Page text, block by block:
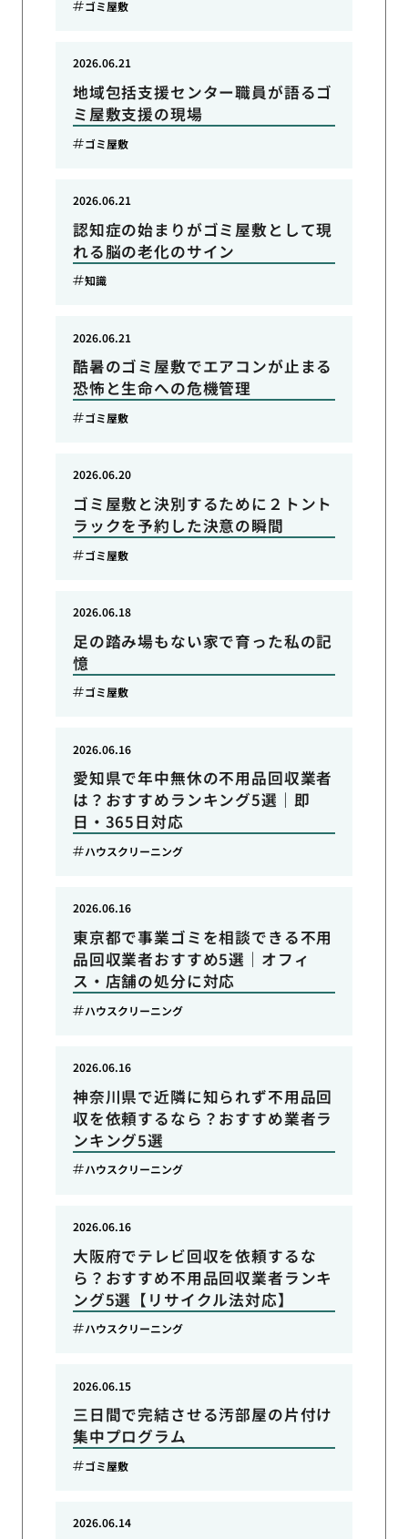
ゴミ屋敷
地域包括支援センター職員が語るゴ
ミ屋敷支援の現場
2026.06.21
ゴミ屋敷
認知症の始まりがゴミ屋敷として現
れる脳の老化のサイン
2026.06.21
知識
酷暑のゴミ屋敷でエアコンが止まる
恐怖と生命への危機管理
2026.06.21
ゴミ屋敷
ゴミ屋敷と決別するために２トント
ラックを予約した決意の瞬間
2026.06.20
ゴミ屋敷
足の踏み場もない家で育った私の記
憶
2026.06.18
ゴミ屋敷
愛知県で年中無休の不用品回収業者
は？おすすめランキング5選｜即
日・365日対応
2026.06.16
ハウスクリーニング
東京都で事業ゴミを相談できる不用
品回収業者おすすめ5選｜オフィ
ス・店舗の処分に対応
2026.06.16
ハウスクリーニング
神奈川県で近隣に知られず不用品回
収を依頼するなら？おすすめ業者ラ
ンキング5選
2026.06.16
ハウスクリーニング
大阪府でテレビ回収を依頼するな
ら？おすすめ不用品回収業者ランキ
ング5選【リサイクル法対応】
2026.06.16
ハウスクリーニング
三日間で完結させる汚部屋の片付け
集中プログラム
2026.06.15
ゴミ屋敷
2026.06.14